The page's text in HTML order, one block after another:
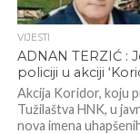
VIJESTI
ADNAN TERZIĆ :
policiji u akciji
Akcija Koridor, koju
Tužilaštva HNK, u
nova imena